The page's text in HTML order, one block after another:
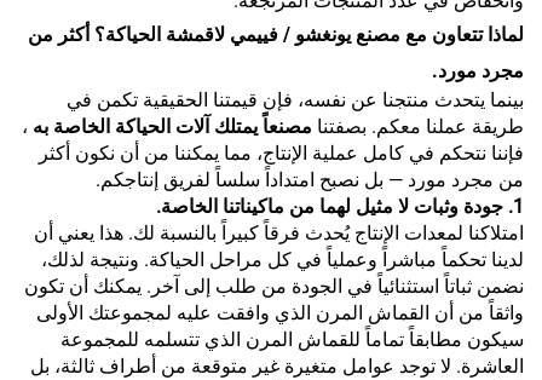
لماذا تتعاون مع مصنع يونغشو / فييمي لاقمشة الحياكة؟ أكثر من
مجرد مورد.
بينما يتحدث منتجنا عن نفسه، فإن قيمتنا الحقيقية تكمن في
طريقة عملنا معكم. بصفتنا مصنعاً يمتلك آلات الحياكة الخاصة به ،
فإننا نتحكم في كامل عملية الإنتاج، مما يمكننا من أن نكون أكثر
من مجرد مورد — بل نصبح امتداداً سلساً لفريق إنتاجكم.
1. جودة وثبات لا مثيل لهما من ماكيناتنا الخاصة.
امتلاكنا لمعدات الإنتاج يُحدث فرقاً كبيراً بالنسبة لك. هذا يعني أن
لدينا تحكماً مباشراً وعملياً في كل مراحل الحياكة. ونتيجة لذلك،
نضمن ثباتاً استثنائياً في الجودة من طلب إلى آخر. يمكنك أن تكون
واثقاً من أن القماش المرن الذي وافقت عليه لمجموعتك الأولى
سيكون مطابقاً تماماً للقماش المرن الذي تتسلمه للمجموعة
العاشرة. لا توجد عوامل متغيرة غير متوقعة من أطراف ثالثة، بل